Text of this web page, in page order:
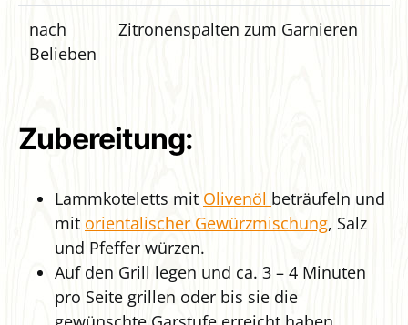
nach
Belieben
Zitronenspalten zum Garnieren
Zubereitung:
Lammkoteletts mit Olivenöl beträufeln und
mit orientalischer Gewürzmischung, Salz
und Pfeffer würzen.
Auf den Grill legen und ca. 3 – 4 Minuten
pro Seite grillen oder bis sie die